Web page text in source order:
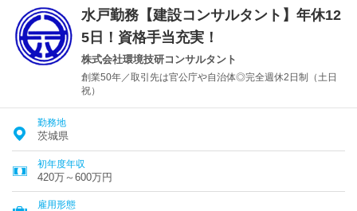
水戸勤務【建設コンサルタント】年休12
5日！資格手当充実！
株式会社環境技研コンサルタント
創業50年／取引先は官公庁や自治体◎完全週休2日制（土日
祝）
勤務地
茨城県
初年度年収
420万～600万円
雇用形態